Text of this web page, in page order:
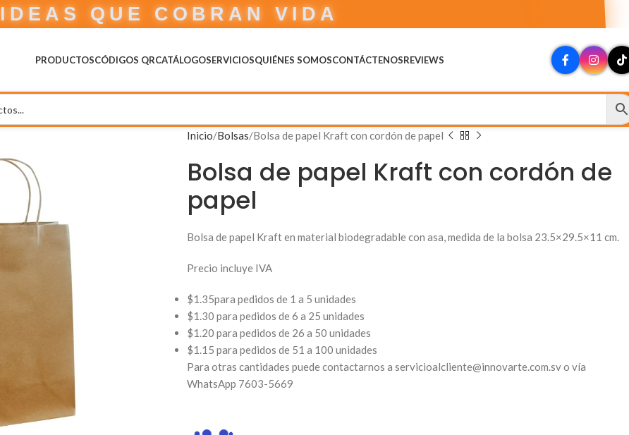
IDEAS QUE COBRAN VIDA
PRODUCTOSCÓDIGOS QRCATÁLOGOSERVICIOSQUIÉNES SOMOSCONTÁCTENOSREVIEWS
Inicio Bolsas Bolsa de papel Kraft con cordón de papel
Bolsa de papel Kraft con cordón de
papel
Bolsa de papel Kraft en material biodegradable con asa, medida de la bolsa 23.5×29.5×11 cm.
Precio incluye IVA
$1.35para pedidos de 1 a 5 unidades
$1.30 para pedidos de 6 a 25 unidades
$1.20 para pedidos de 26 a 50 unidades
$1.15 para pedidos de 51 a 100 unidades
Para otras cantidades puede contactarnos a servicioalcliente@innovarte.com.sv o vía
WhatsApp 7603-5669